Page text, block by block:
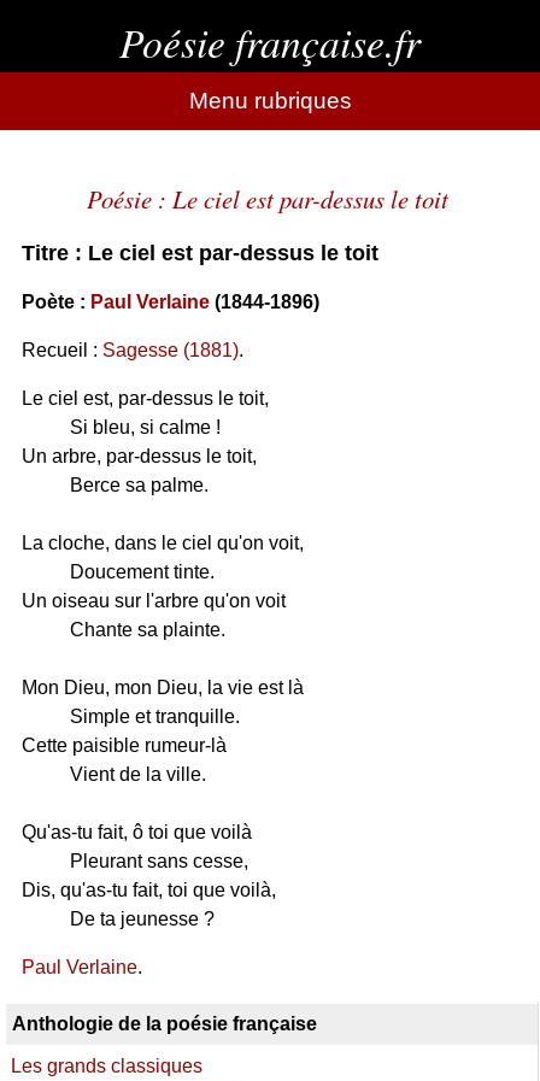
Poésie française.fr
Menu rubriques
Poésie : Le ciel est par-dessus le toit
Titre : Le ciel est par-dessus le toit
Poète : Paul Verlaine(1844-1896)
Recueil : Sagesse (1881).
Le ciel est, par-dessus le toit,
Si bleu, si calme !
Un arbre, par-dessus le toit,
Berce sa palme.
La cloche, dans le ciel qu'on voit,
Doucement tinte.
Un oiseau sur l'arbre qu'on voit
Chante sa plainte.
Mon Dieu, mon Dieu, la vie est là
Simple et tranquille.
Cette paisible rumeur-là
Vient de la ville.
Qu'as-tu fait, ô toi que voilà
Pleurant sans cesse,
Dis, qu'as-tu fait, toi que voilà,
De ta jeunesse ?
Paul Verlaine.
Anthologie de la poésie française
Les grands classiques